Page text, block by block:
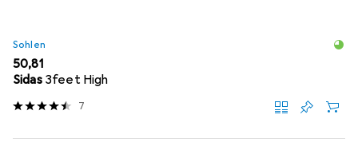
Sohlen
EUR
50,81
Sidas 3feet High
7